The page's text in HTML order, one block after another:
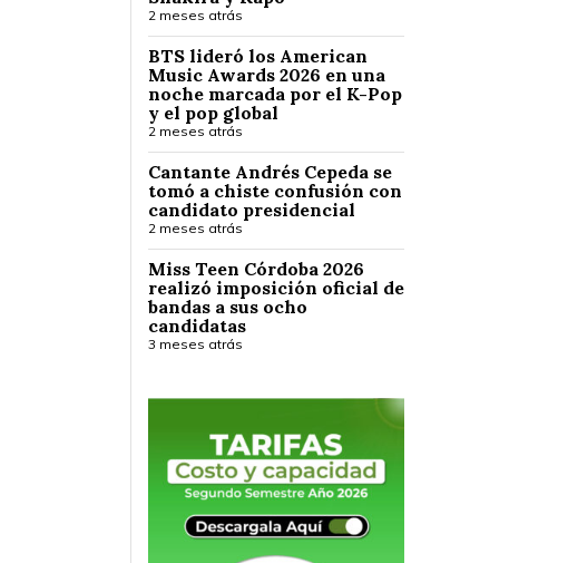
2 meses atrás
BTS lideró los American
Music Awards 2026 en una
noche marcada por el K-Pop
y el pop global
2 meses atrás
Cantante Andrés Cepeda se
tomó a chiste confusión con
candidato presidencial
2 meses atrás
Miss Teen Córdoba 2026
realizó imposición oficial de
bandas a sus ocho
candidatas
3 meses atrás